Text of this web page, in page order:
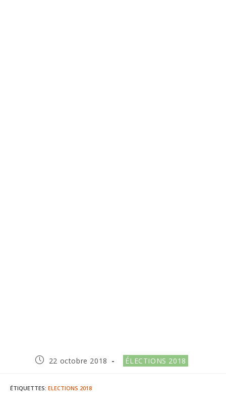
Publication
22 octobre 2018
Post
category:
ÉLECTIONS 2018
ÉTIQUETTES: ELECTIONS 2018